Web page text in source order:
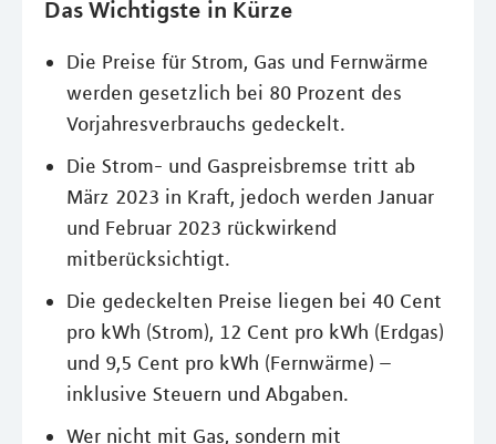
Das Wichtigste in Kürze
Die Preise für Strom, Gas und Fernwärme
werden gesetzlich bei 80 Prozent des
Vorjahresverbrauchs gedeckelt.
Die Strom- und Gaspreisbremse tritt ab
März 2023 in Kraft, jedoch werden Januar
und Februar 2023 rückwirkend
mitberücksichtigt.
Die gedeckelten Preise liegen bei 40 Cent
pro kWh (Strom), 12 Cent pro kWh (Erdgas)
und 9,5 Cent pro kWh (Fernwärme) –
inklusive Steuern und Abgaben.
Wer nicht mit Gas, sondern mit